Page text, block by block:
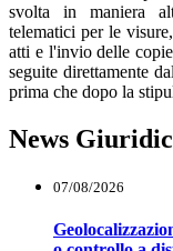
svolta in maniera
telematici per le
atti e l'invio delle
seguite direttamente
prima che dopo la
News
07/08/2026